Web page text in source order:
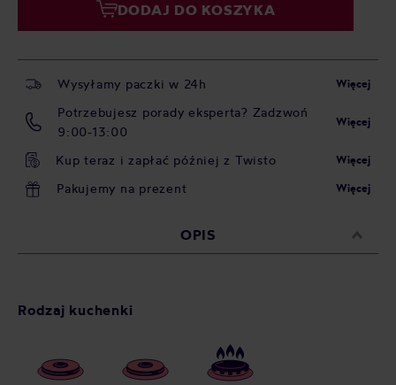
DODAJ DO KOSZYKA
Wysyłamy paczki w 24h Więcej
Potrzebujesz porady eksperta? Zadzwoń
9:00-13:00
Więcej
Kup teraz i zapłać później z Twisto Więcej
Pakujemy na prezent Więcej
OPIS
Rodzaj kuchenki